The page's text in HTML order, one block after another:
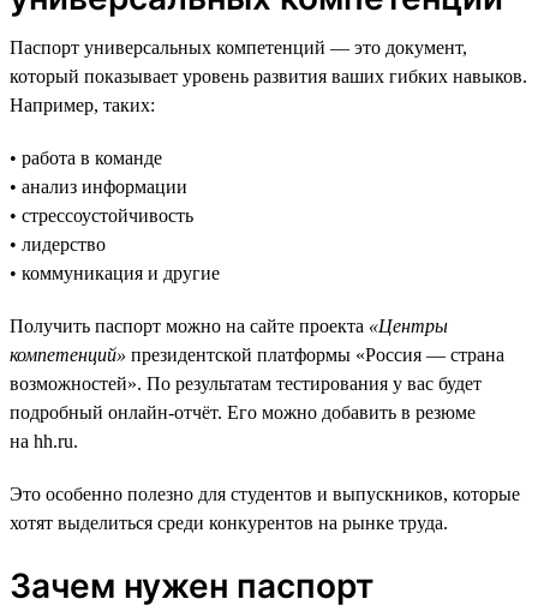
Паспорт универсальных компетенций — это документ,
который показывает уровень развития ваших гибких навыков.
Например, таких:
• работа в команде
• анализ информации
• стрессоустойчивость
• лидерство
• коммуникация и другие
Получить паспорт можно на сайте проекта «Центры
компетенций» президентской платформы «Россия — страна
возможностей». По результатам тестирования у вас будет
подробный онлайн-отчёт. Его можно добавить в резюме
на hh.ru.
Это особенно полезно для студентов и выпускников, которые
хотят выделиться среди конкурентов на рынке труда.
Зачем нужен паспорт